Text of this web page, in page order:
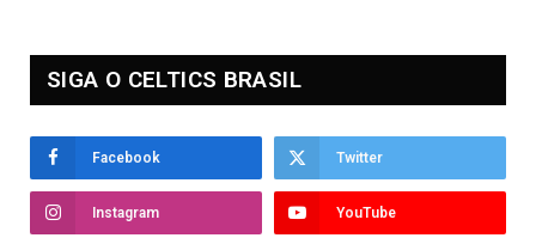
SIGA O CELTICS BRASIL
Facebook Twitter
Instagram YouTube